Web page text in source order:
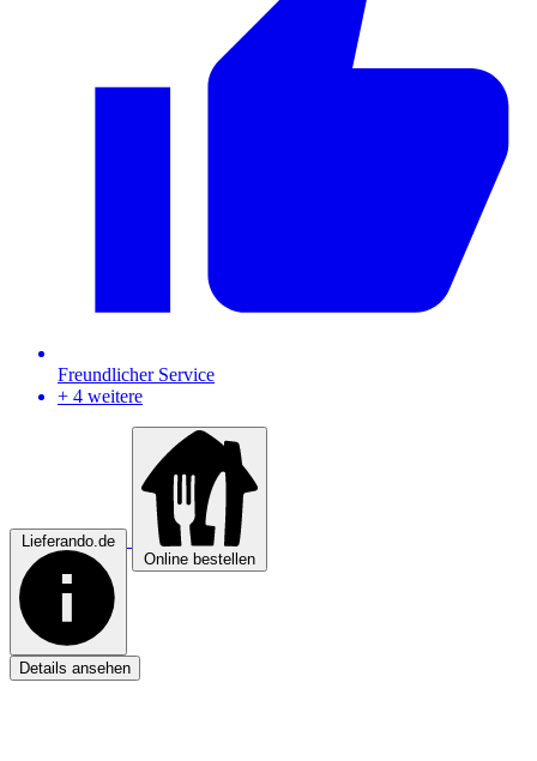
Freundlicher Service
+ 4 weitere
Lieferando.de
Online bestellen
Details ansehen